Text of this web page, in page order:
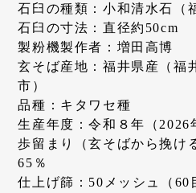
石臼の種類：小和清水石（
石臼の寸法：直径約50cm
製粉機製作者：増田高博
玄そば産地：福井県産（福
市）
品種：キタワセ種
生産年度：令和８年（2026
歩留まり（玄そばから挽け
65％
仕上げ篩：50メッシュ（60